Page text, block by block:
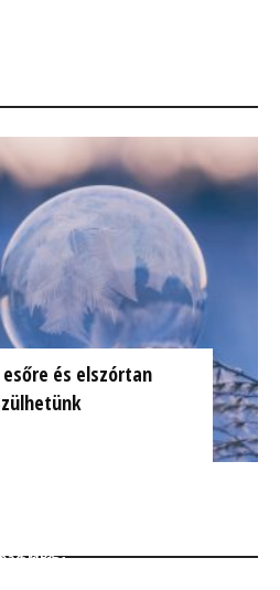
és elszórtan
MBA
MBA